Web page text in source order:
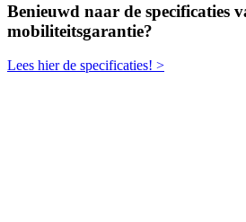
Benieuwd naar de specificaties
mobiliteitsgarantie?
Lees hier de specificaties! >